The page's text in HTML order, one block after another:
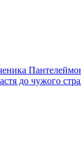
до чужого